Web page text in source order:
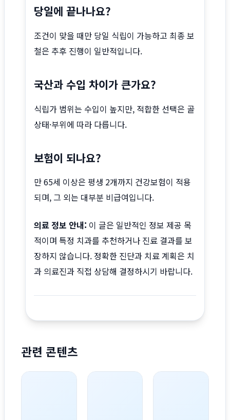
당일에 끝나나요?
조건이 맞을 때만 당일 식립이 가능하고 최종 보
철은 추후 진행이 일반적입니다.
국산과 수입 차이가 큰가요?
식립가 범위는 수입이 높지만, 적합한 선택은 골
상태·부위에 따라 다릅니다.
보험이 되나요?
만 65세 이상은 평생 2개까지 건강보험이 적용
되며, 그 외는 대부분 비급여입니다.
의료 정보 안내: 이 글은 일반적인 정보 제공 목
적이며 특정 치과를 추천하거나 진료 결과를 보
장하지 않습니다. 정확한 진단과 치료 계획은 치
과 의료진과 직접 상담해 결정하시기 바랍니다.
관련 콘텐츠